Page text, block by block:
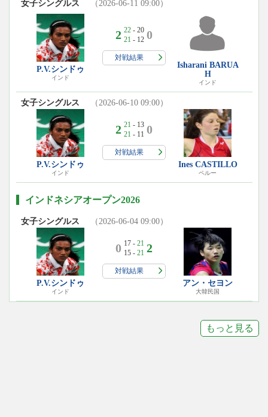
女子シングルス （2026-06-11 09:00）
P.V.シンドゥ
インド
2 22- 20
21 - 12 0
対戦結果
Isharani BARUA
H
インド
女子シングルス （2026-06-10 09:00）
P.V.シンドゥ
インド
2 21 - 13
21 - 11 0
対戦結果
Ines CASTILLO
ペルー
インドネシアオープン2026
女子シングルス （2026-06-04 09:00）
P.V.シンドゥ
インド
0 17 - 21
15 - 21 2
対戦結果
アン・セヨン
大韓民国
もっと見る